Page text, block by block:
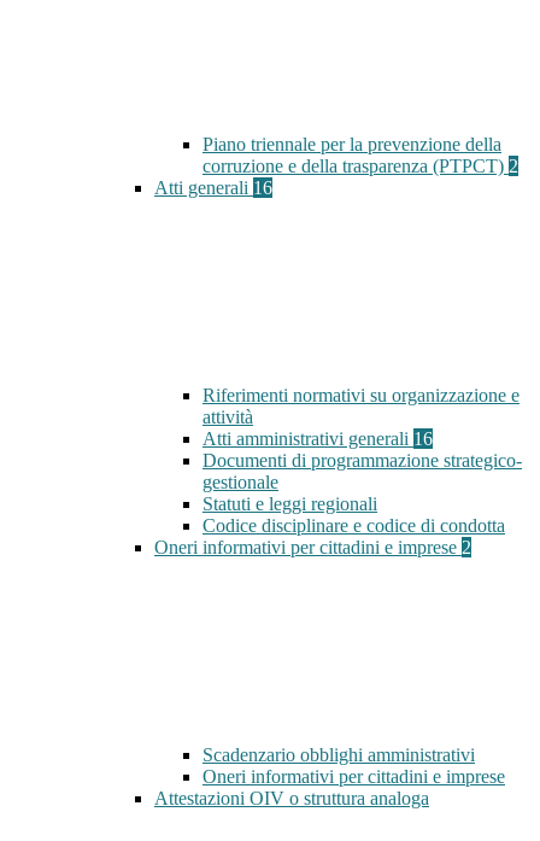
Piano triennale per la prevenzione della
corruzione e della trasparenza (PTPCT) 2
Atti generali 16
Riferimenti normativi su organizzazione e
attività
Atti amministrativi generali 16
Documenti di programmazione strategico-
gestionale
Statuti e leggi regionali
Codice disciplinare e codice di condotta
Oneri informativi per cittadini e imprese 2
Scadenzario obblighi amministrativi
Oneri informativi per cittadini e imprese
Attestazioni OIV o struttura analoga